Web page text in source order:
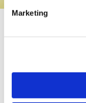
Marketing
Familien in
unterstützt Eltern
finanziellen
schnell,